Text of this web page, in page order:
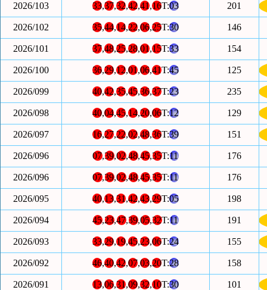
2026/103 33,37,32,42,41,16T:03 201
2026/102 35,44,14,22,06,25T:30 146
2026/101 37,48,25,28,01,15T:33 154
2026/100 36,29,12,01,06,41T:45 125
2026/099 40,42,35,45,36,37T:23 235
2026/098 40,04,45,14,20,06T:12 129
2026/097 16,27,22,02,48,36T:39 151
2026/096 07,39,02,48,45,35T:11 176
2026/096 07,39,02,48,45,35T:11 176
2026/095 40,13,31,42,43,29T:05 198
2026/094 45,23,47,39,05,32T:11 191
2026/093 33,29,19,45,23,06T:24 155
2026/092 46,40,42,07,03,20T:28 158
2026/091 13,06,31,09,32,10T:30 101